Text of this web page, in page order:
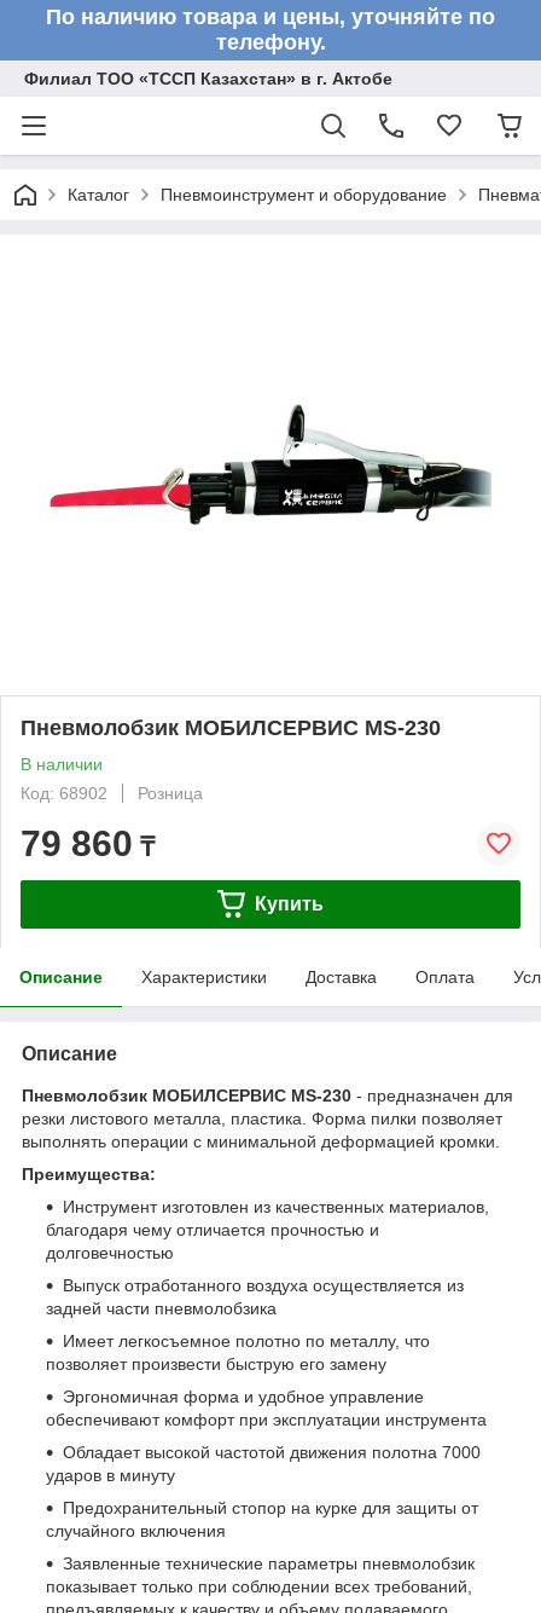
По наличию товара и цены, уточняйте по
телефону.
Филиал ТОО «ТССП Казахстан» в г. Актобе
Каталог Пневмоинструмент и оборудование
Пневмолобзик МОБИЛСЕРВИС MS-230
В наличии
Код: 68902
Розница
79 860 ₸
Купить
Описание Характеристики Доставка Оплата
Описание
Пневмолобзик МОБИЛСЕРВИС MS-230 - предназначен для
резки листового металла, пластика. Форма пилки позволяет
выполнять операции с минимальной деформацией кромки.
Преимущества:
Инструмент изготовлен из качественных материалов,
благодаря чему отличается прочностью и
долговечностью
Выпуск отработанного воздуха осуществляется из
задней части пневмолобзика
Имеет легкосъемное полотно по металлу, что
позволяет произвести быструю его замену
Эргономичная форма и удобное управление
обеспечивают комфорт при эксплуатации инструмента
Обладает высокой частотой движения полотна 7000
ударов в минуту
Предохранительный стопор на курке для защиты от
случайного включения
Заявленные технические параметры пневмолобзик
показывает только при соблюдении всех требований,
предъявляемых к качеству и объему подаваемого